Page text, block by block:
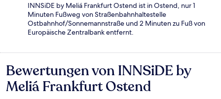
INNSiDE by Meliá Frankfurt Ostend ist in Ostend, nur 1
Minuten Fußweg von Straßenbahnhaltestelle
Ostbahnhof/Sonnemannstraße und 2 Minuten zu Fuß von
Europäische Zentralbank entfernt.
Bewertungen
Bewertungen von INNSiDE by
Meliá Frankfurt Ostend